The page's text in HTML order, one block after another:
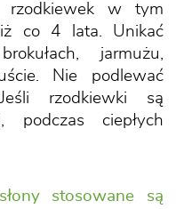
rzodkiewek w tym
co 4 lata. Unikać
jarmużu,
Nie podlewać
rzodkiewki są
podczas ciepłych
stosowane są